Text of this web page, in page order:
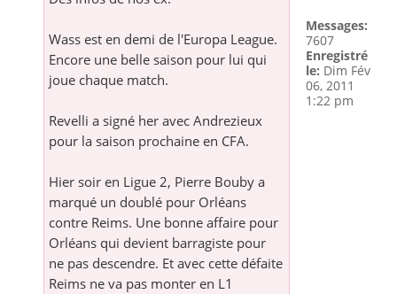
Wass est en demi de l'Europa League.
Encore une belle saison pour lui qui
joue chaque match.
Revelli a signé her avec Andrezieux
pour la saison prochaine en CFA.
Hier soir en Ligue 2, Pierre Bouby a
marqué un doublé pour Orléans
contre Reims. Une bonne affaire pour
Orléans qui devient barragiste pour
ne pas descendre. Et avec cette défaite
Reims ne va pas monter en L1
Messages:
7607
Enregistré
le: Dim Fév
06, 2011
1:22 pm